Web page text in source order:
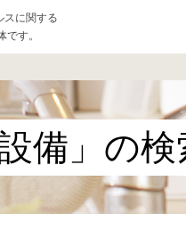
スに関する
す。
備」の